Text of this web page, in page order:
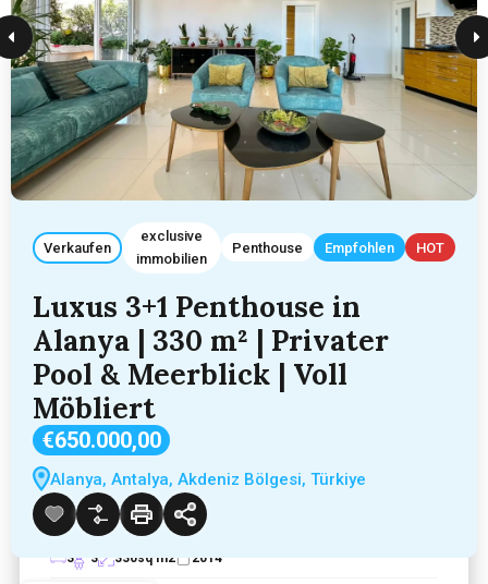
Verkaufen
exclusive
immobilien
Penthouse Empfohlen HOT
Luxus 3+1 Penthouse in
Alanya | 330 m² | Privater
Pool & Meerblick | Voll
Möbliert
€650.000,00
Alanya, Antalya, Akdeniz Bölgesi, Türkiye
Luxus 3+1 Penthouse in Alanya | 330
m² | Privater Pool & Meerblick | Voll
Möbliert
Alanya, Antalya, Akdeniz Bölgesi, Türkiye
Hinzugefügt:April 2, 2026
3
3 330sq m2 2014